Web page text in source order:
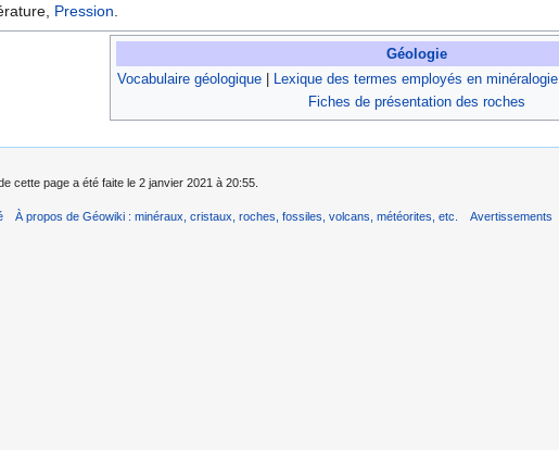
Pression
Géologie
Vocabulaire géologique
Lexique des termes employés en minéralogie
Fiches de présentation des roches
cette page a été faite le 2 janvier 2021 à 20:55.
À propos de Géowiki : minéraux, cristaux, roches, fossiles, volcans, météorites, etc. Avertissements